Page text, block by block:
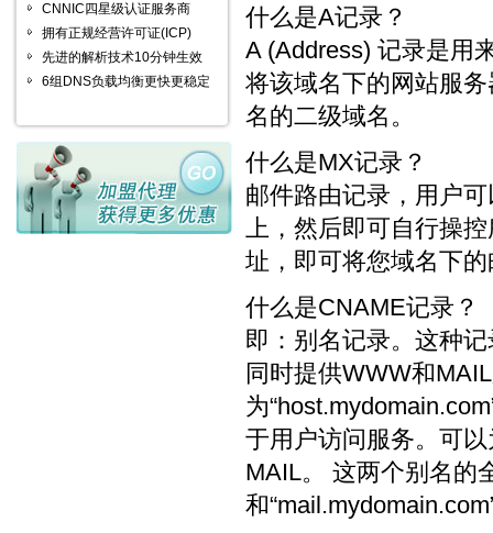
CNNIC四星级认证服务商
拥有正规经营许可证(ICP)
先进的解析技术10分钟生效
6组DNS负载均衡更快更稳定
什么是A记录？
A (Address) 记录是用
将该域名下的网站服
名的二级域名。
什么是MX记录？
邮件路由记录，用户
上，然后即可自行操
址，即可将您域名下
什么是CNAME记录？
即：别名记录。这种
同时提供WWW和
为
于用户访问服务。可
MAIL。 这两个别名的
和